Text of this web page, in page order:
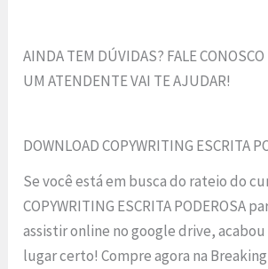
AINDA TEM DÚVIDAS? FALE
UM ATENDENTE VAI TE AJUDAR!
DOWNLOAD COPYWRITING ESCRITA
Se você está em busca do rateio do
COPYWRITING ESCRITA PODEROSA
assistir online no google drive,
lugar certo! Compre agora na